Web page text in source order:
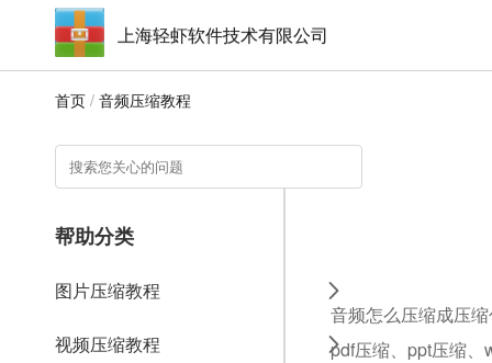
上海轻虾软件技术有限公司
首页 / 音频压缩教程
帮助分类
图片压缩教程
视频压缩教程
音频怎么压缩成压
pdf压缩、ppt压缩